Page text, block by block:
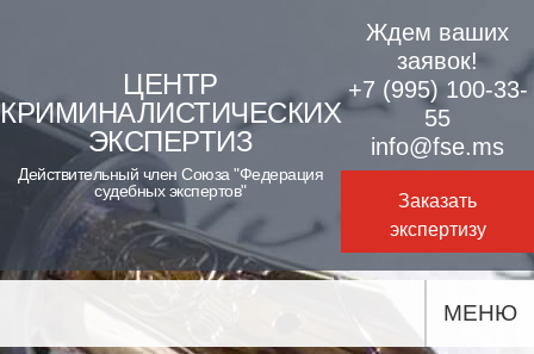
content
ЦЕНТР
КРИМИНАЛИСТИЧЕСКИХ
ЭКСПЕРТИЗ
Действительный член Союза "Федерация
судебных экспертов"
Ждем ваших
заявок!
+7 (995) 100-33-
55
info@fse.ms
Заказать
экспертизу
МЕНЮ